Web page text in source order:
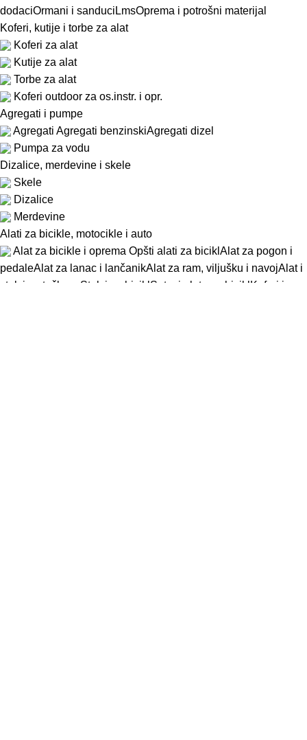
dodaciOrmani i sanduci LmsOprema i potrošni materijal
Koferi, kutije i torbe za alat
Koferi za alat
Kutije za alat
Torbe za alat
Koferi outdoor za os.instr. i opr.
Agregati i pumpe
Agregati Agregati benzinskiAgregati dizel
Pumpa za vodu
Dizalice, merdevine i skele
Skele
Dizalice
Merdevine
Alati za bicikle, motocikle i auto
Alat za bicikle i oprema Opšti alati za bicikl Alat za pogon i
pedaleAlat za lanac i lančanikAlat za ram, viljušku i navojAlat i
stalci za točkove Stalci za biciklSetovi alata za biciklKoferi i